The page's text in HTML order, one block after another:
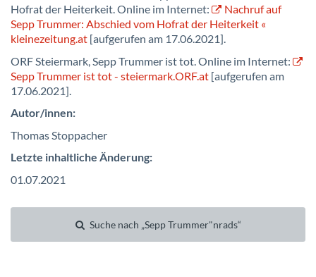
Hofrat der Heiterkeit. Online im Internet:
Nachruf auf
Sepp Trummer: Abschied vom Hofrat der Heiterkeit «
kleinezeitung.at [aufgerufen am 17.06.2021].
ORF Steiermark, Sepp Trummer ist tot. Online im Internet:
Sepp Trummer ist tot - steiermark.ORF.at [aufgerufen am
17.06.2021].
Autor/innen:
Thomas Stoppacher
Letzte inhaltliche Änderung:
01.07.2021
Suche nach „Sepp Trummer"nrads“